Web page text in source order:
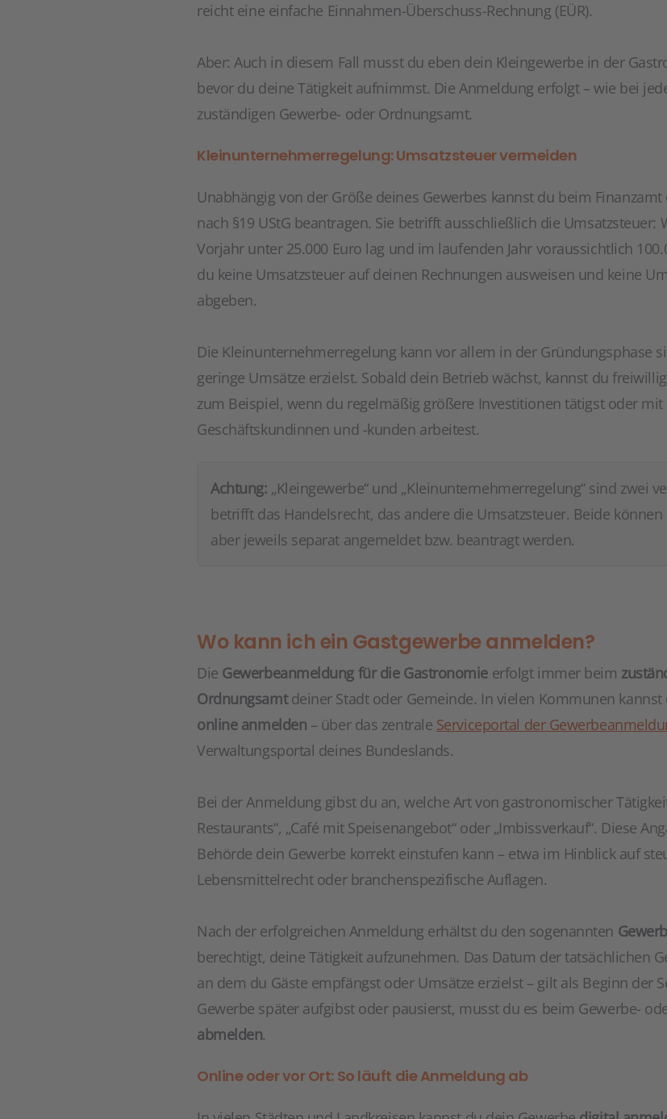
reicht eine einfache Einnahmen-Überschuss-Rechnung (EÜR).
Aber: Auch in diesem Fall musst du eben dein Kleingewerbe in der
bevor du deine Tätigkeit aufnimmst. Die Anmeldung erfolgt – wie bei
zuständigen Gewerbe- oder Ordnungsamt.
Kleinunternehmerregelung: Umsatzsteuer vermeiden
Unabhängig von der Größe deines Gewerbes kannst du beim Finanzamt
nach §19 UStG beantragen. Sie betrifft ausschließlich die Umsatzsteuer:
Vorjahr unter 25.000 Euro lag und im laufenden Jahr voraussichtlich
du keine Umsatzsteuer auf deinen Rechnungen ausweisen und keine
abgeben.
Die Kleinunternehmerregelung kann vor allem in der Gründungsphase
geringe Umsätze erzielst. Sobald dein Betrieb wächst, kannst du
zum Beispiel, wenn du regelmäßig größere Investitionen tätigst oder
Geschäftskundinnen und -kunden arbeitest.
Achtung: „Kleingewerbe“ und „Kleinunternehmerregelung“ sind zwei
betrifft das Handelsrecht, das andere die Umsatzsteuer. Beide
aber jeweils separat angemeldet bzw. beantragt werden.
Wo kann ich ein Gastgewerbe anmelden?
Die Gewerbeanmeldung für die Gastronomie erfolgt immer beim
Ordnungsamtdeiner Stadt oder Gemeinde. In vielen Kommunen kannst
online anmelden – über das zentrale Serviceportal der
Verwaltungsportal deines Bundeslands.
Bei der Anmeldung gibst du an, welche Art von gastronomischer
Restaurants“, „Café mit Speisenangebot“ oder „Imbissverkauf“. Diese
Behörde dein Gewerbe korrekt einstufen kann – etwa im Hinblick auf
Lebensmittelrecht oder branchenspezifische Auflagen.
Nach der erfolgreichen Anmeldung erhältst du den sogenannten
berechtigt, deine Tätigkeit aufzunehmen. Das Datum der tatsächlichen
an dem du Gäste empfängst oder Umsätze erzielst – gilt als Beginn der
Gewerbe später aufgibst oder pausierst, musst du es beim Gewerbe-
abmelden.
Online oder vor Ort: So läuft die Anmeldung ab